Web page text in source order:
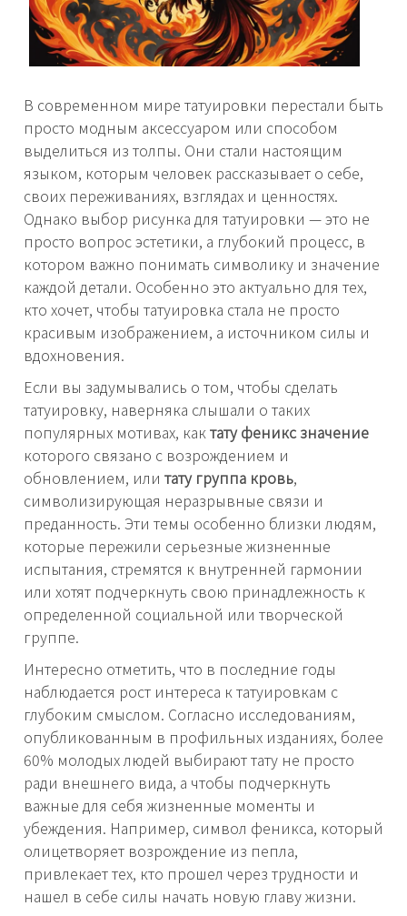
В современном мире татуировки перестали быть
просто модным аксессуаром или способом
выделиться из толпы. Они стали настоящим
языком, которым человек рассказывает о себе,
своих переживаниях, взглядах и ценностях.
Однако выбор рисунка для татуировки — это не
просто вопрос эстетики, а глубокий процесс, в
котором важно понимать символику и значение
каждой детали. Особенно это актуально для тех,
кто хочет, чтобы татуировка стала не просто
красивым изображением, а источником силы и
вдохновения.
Если вы задумывались о том, чтобы сделать
татуировку, наверняка слышали о таких
популярных мотивах, кактату феникс значение
которого связано с возрождением и
обновлением, или тату группа кровь,
символизирующая неразрывные связи и
преданность. Эти темы особенно близки людям,
которые пережили серьезные жизненные
испытания, стремятся к внутренней гармонии
или хотят подчеркнуть свою принадлежность к
определенной социальной или творческой
группе.
Интересно отметить, что в последние годы
наблюдается рост интереса к татуировкам с
глубоким смыслом. Согласно исследованиям,
опубликованным в профильных изданиях, более
60% молодых людей выбирают тату не просто
ради внешнего вида, а чтобы подчеркнуть
важные для себя жизненные моменты и
убеждения. Например, символ феникса, который
олицетворяет возрождение из пепла,
привлекает тех, кто прошел через трудности и
нашел в себе силы начать новую главу жизни.